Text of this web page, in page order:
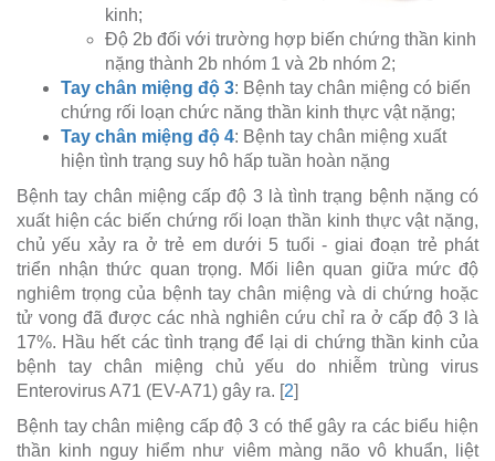
kinh;
Độ 2b đối với trường hợp biến chứng thần kinh
nặng thành 2b nhóm 1 và 2b nhóm 2;
Tay chân miệng độ 3: Bệnh tay chân miệng có biến
chứng rối loạn chức năng thần kinh thực vật nặng;
Tay chân miệng độ 4: Bệnh tay chân miệng xuất
hiện tình trạng suy hô hấp tuần hoàn nặng
Bệnh tay chân miệng cấp độ 3 là tình trạng bệnh nặng có
xuất hiện các biến chứng rối loạn thần kinh thực vật nặng,
chủ yếu xảy ra ở trẻ em dưới 5 tuổi - giai đoạn trẻ phát
triển nhận thức quan trọng. Mối liên quan giữa mức độ
nghiêm trọng của bệnh tay chân miệng và di chứng hoặc
tử vong đã được các nhà nghiên cứu chỉ ra ở cấp độ 3 là
17%. Hầu hết các tình trạng để lại di chứng thần kinh của
bệnh tay chân miệng chủ yếu do nhiễm trùng virus
Enterovirus A71 (EV-A71) gây ra. [2]
Bệnh tay chân miệng cấp độ 3 có thể gây ra các biểu hiện
thần kinh nguy hiểm như viêm màng não vô khuẩn, liệt